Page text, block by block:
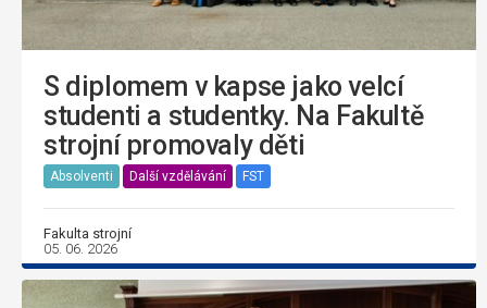
S diplomem v kapse jako velcí
studenti a studentky. Na Fakultě
strojní promovaly děti
Absolventi Další vzdělávání FST
Fakulta strojní
05. 06. 2026